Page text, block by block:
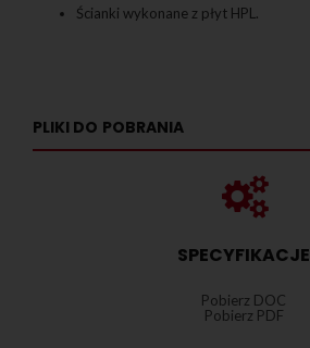
Ścianki wykonane z płyt HPL.
PLIKI DO POBRANIA
SPECYFIKACJE
Pobierz DOC
Pobierz PDF